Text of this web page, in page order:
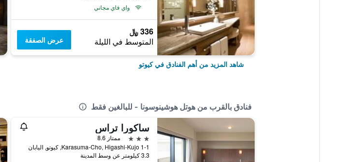
واي فاي مجاني
336 ﷼
المتوسط في الليلة عرض الصفقة
شاهد المزيد من أهم الفنادق في كيوتو
فنادق بالقرب من هوتل هوشينوسونا - للبالغين فقط
ساكورا تراس
3 نجوم
ممتاز 8.6
1-1 Karasuma-Cho, Higashi-Kujo, كيوتو, اليابان
3.3 كيلومتر عن وسط المدينة